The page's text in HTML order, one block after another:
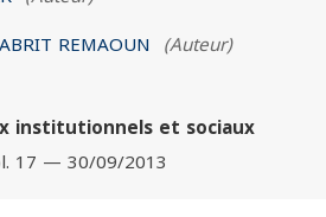
REMAOUN (Auteur)
institutionnels et sociaux
17 — 30/09/2013